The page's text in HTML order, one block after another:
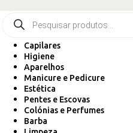
Capilares
Higiene
Aparelhos
Manicure e Pedicure
Estética
Pentes e Escovas
Colónias e Perfumes
Barba